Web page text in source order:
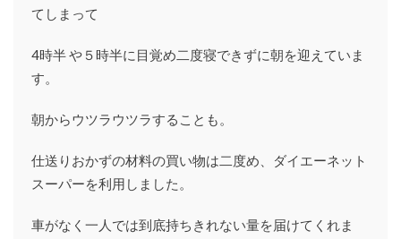
てしまって
4時半 や５時半に目覚め二度寝できずに朝を迎えていま
す。
朝からウツラウツラすることも。
仕送りおかずの材料の買い物は二度め、ダイエーネット
スーパーを利用しました。
車がなく一人では到底持ちきれない量を届けてくれま